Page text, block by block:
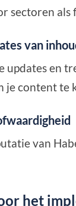
sectoren
van
updates en
je content te
van
het